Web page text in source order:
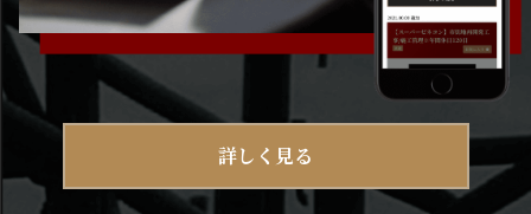
詳しく見る